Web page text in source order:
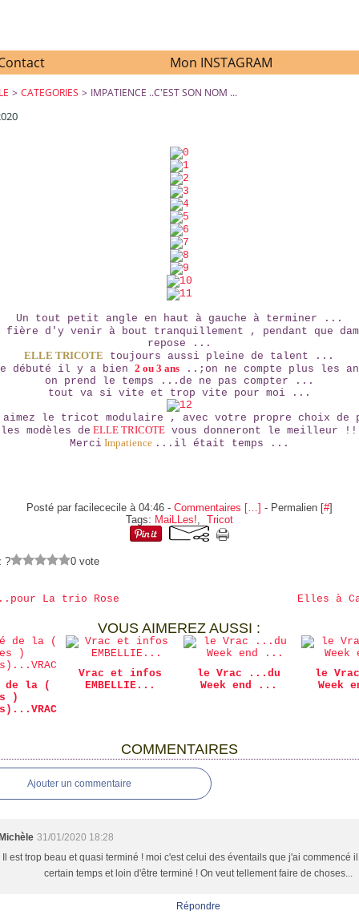
Mon INSTAGRAM
> CATEGORIES > IMPATIENCE ..C'EST SON NOM ...
Un tout petit angle en haut à gauche à terminer ...
fière d'y venir à bout tranquillement , pendant que
repose ...
ELLE TRICOTE toujours aussi pleine de talent ...
débuté il y a bien 2 ou 3 ans..;on ne compte plus les
on prend le temps ...de ne pas compter ...
tout va si vite et trop vite pour moi ...
le tricot modulaire , avec votre propre choix de
les modèles de ELLE TRICOTE vous donneront le meilleur !!
MerciImpatience ...il était temps ...
Posté par facilececile à 04:46 - Commentaires […] - Permalien [#]
Tags: MaiLLes!, Tricot
? 0 vote
La trio Rose Elles à
VOUS AIMEREZ AUSSI :
de la (
)
Vrac et infos
EMBELLIE...
le Vrac ...du
Week end ...
le
Week
COMMENTAIRES
Ajouter un commentaire
31/01/2020 18:28
Il est trop beau et quasi terminé ! moi c'est celui des éventails que j'ai commencé
certain temps et loin d'être terminé ! On veut tellement faire de choses...
Répondre